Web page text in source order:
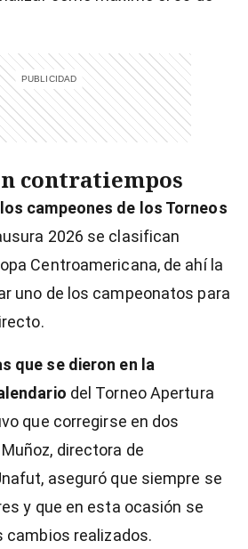
contratiempos
campeones de los Torneos
2026 se clasifican
Centroamericana, de ahí la
uno de los campeonatos para
que se dieron en la
del Torneo Apertura
que corregirse en dos
directora de
aseguró que siempre se
y que en esta ocasión se
cambios realizados.